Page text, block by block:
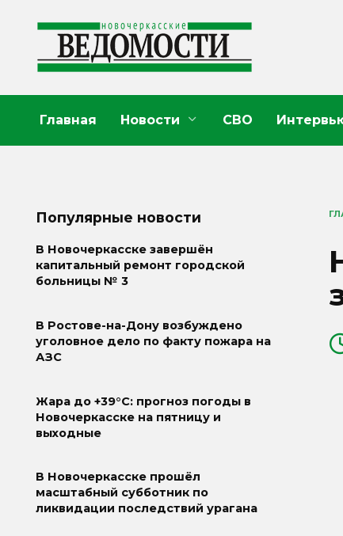
содержанию
Главная Новости СВО
Популярные новости
В Новочеркасске завершён
капитальный ремонт городской
больницы № 3
В Ростове-на-Дону возбуждено
уголовное дело по факту пожара на
АЗС
Жара до +39°C: прогноз погоды в
Новочеркасске на пятницу и
выходные
В Новочеркасске прошёл
масштабный субботник по
ликвидации последствий урагана